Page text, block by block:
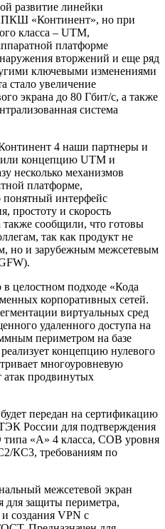
развитие линейки
«Континент», но при
класса – UTM,
платформе
вторжений и еще ряд
ключевыми изменениями
стало увеличение
экрана до 80 Гбит/с, а также
система
4 наши партнеры и
концепцию UTM и
несколько механизмов
платформе,
понятный интерфейс
простоту и скорость
сообщили, что готовы
так как продукт не
но и зарубежным межсетевым
целостном подходе «Кода
корпоративных сетей.
виртуальных сред
удаленного доступа на
периметром на базе
концепцию нулевого
многоуровневую
атак продвинутых
передан на сертификацию
России для подтверждения
типа «А» 4 класса, СОВ уровня
КС3, требованиям по
межсетевой экран
для защиты периметра,
создания VPN с